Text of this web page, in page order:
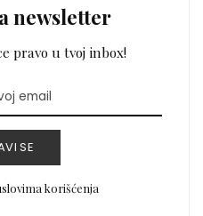
newsletter
pravo u tvoj inbox!
SE
korišćenja